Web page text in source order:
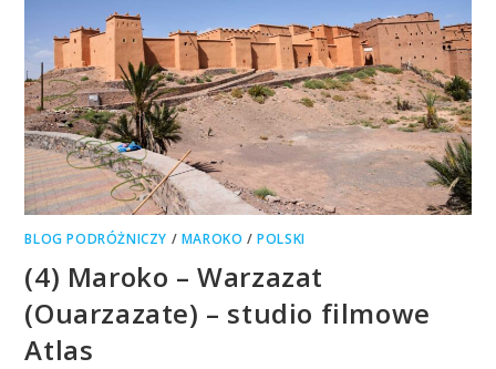
BLOG PODRÓŻNICZY / MAROKO /POLSKI
(4) Maroko – Warzazat
(Ouarzazate) – studio filmowe
Atlas